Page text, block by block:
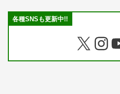
各種SNSも更新中!!